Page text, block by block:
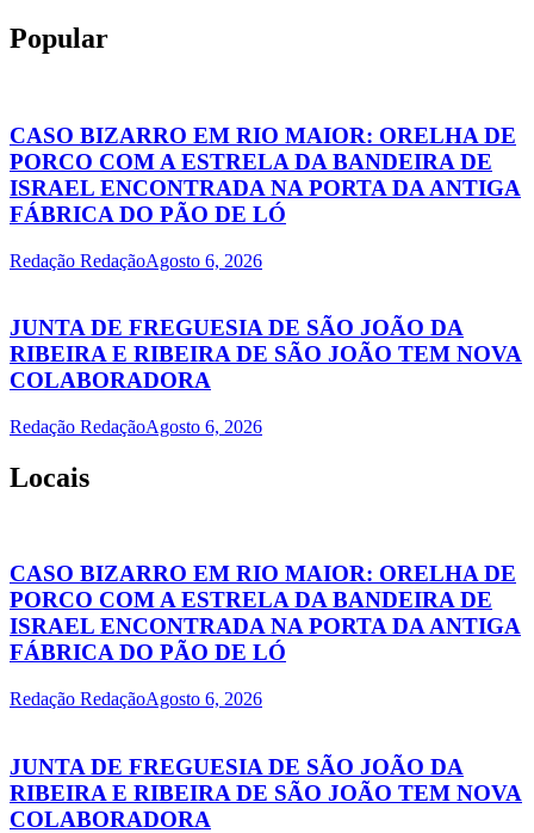
Popular
CASO BIZARRO EM RIO MAIOR: ORELHA DE
PORCO COM A ESTRELA DA BANDEIRA DE
ISRAEL ENCONTRADA NA PORTA DA ANTIGA
FÁBRICA DO PÃO DE LÓ
Redação RedaçãoAgosto 6, 2026
JUNTA DE FREGUESIA DE SÃO JOÃO DA
RIBEIRA E RIBEIRA DE SÃO JOÃO TEM NOVA
COLABORADORA
Redação RedaçãoAgosto 6, 2026
Locais
CASO BIZARRO EM RIO MAIOR: ORELHA DE
PORCO COM A ESTRELA DA BANDEIRA DE
ISRAEL ENCONTRADA NA PORTA DA ANTIGA
FÁBRICA DO PÃO DE LÓ
Redação RedaçãoAgosto 6, 2026
JUNTA DE FREGUESIA DE SÃO JOÃO DA
RIBEIRA E RIBEIRA DE SÃO JOÃO TEM NOVA
COLABORADORA